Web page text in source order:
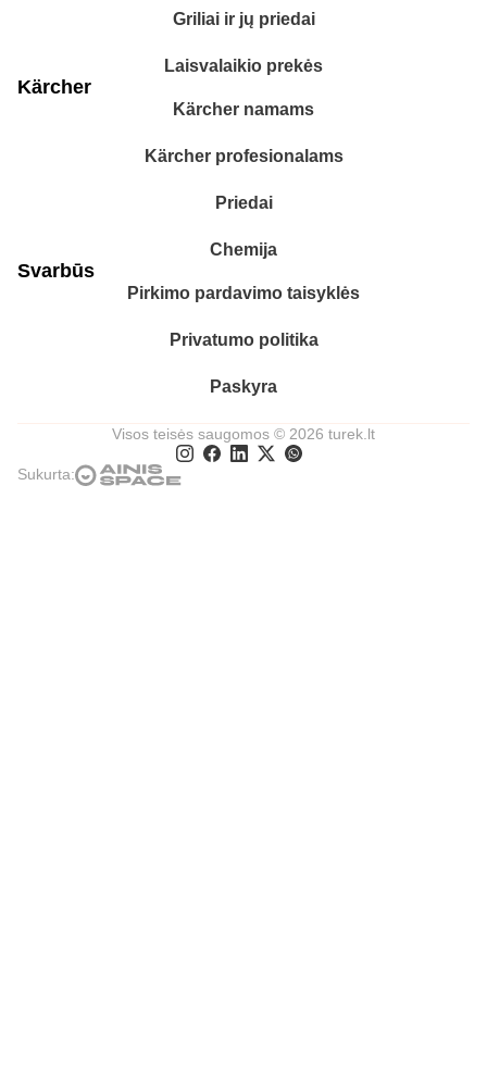
Griliai ir jų priedai
Laisvalaikio prekės
Kärcher
Kärcher namams
Kärcher profesionalams
Priedai
Chemija
Svarbūs
Pirkimo pardavimo taisyklės
Privatumo politika
Paskyra
Visos teisės saugomos © 2026 turek.lt
Sukurta: